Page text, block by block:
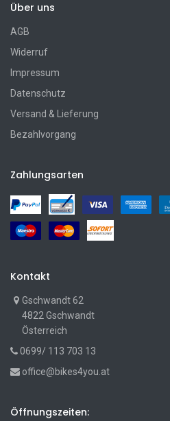
Über uns
AGB
Widerruf
Impressum
Datenschutz
Versand & Lieferung
Bezahlvorgang
Zahlungsarten
Kontakt
Gschwandt 62
4822 Gschwandt
Österreich
0699/ 113 703 13
office@bikes4you.at
Öffnungszeiten: